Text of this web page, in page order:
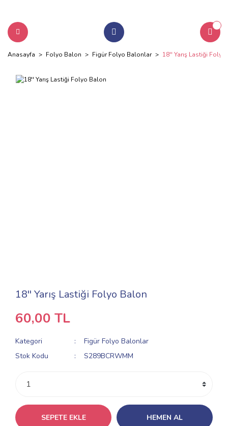
Anasayfa Folyo Balon Figür Folyo Balonlar 18'' Yarış Lastiği
18'' Yarış Lastiği Folyo Balon
60,00 TL
Kategori
Figür Folyo Balonlar
Stok Kodu
S289BCRWMM
SEPETE EKLE HEMEN AL